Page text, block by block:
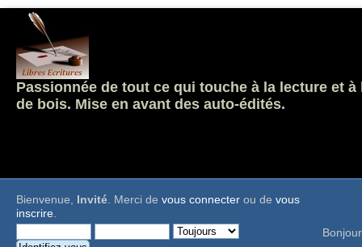
Passionnée de tout ce qui touche à la lecture et
de bois. Mise en avant des auto-édités.
Bienvenue, Invité. Merci de vous connecter ou de vous
inscrire.